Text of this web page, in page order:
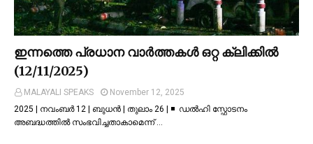
ഇന്നത്തെ പ്രധാന വാർത്തകൾ ഒറ്റ ക്ലിക്കിൽ
(12/11/2025)
MALAYALI SPEAKS
November 12, 2025
2025 | നവംബർ 12 | ബുധൻ | തുലാം 26 | ◾ ഡല്‍ഹി സ്ഫോടനം
അബദ്ധത്തില്‍ സംഭവിച്ചതാകാമെന്ന് …